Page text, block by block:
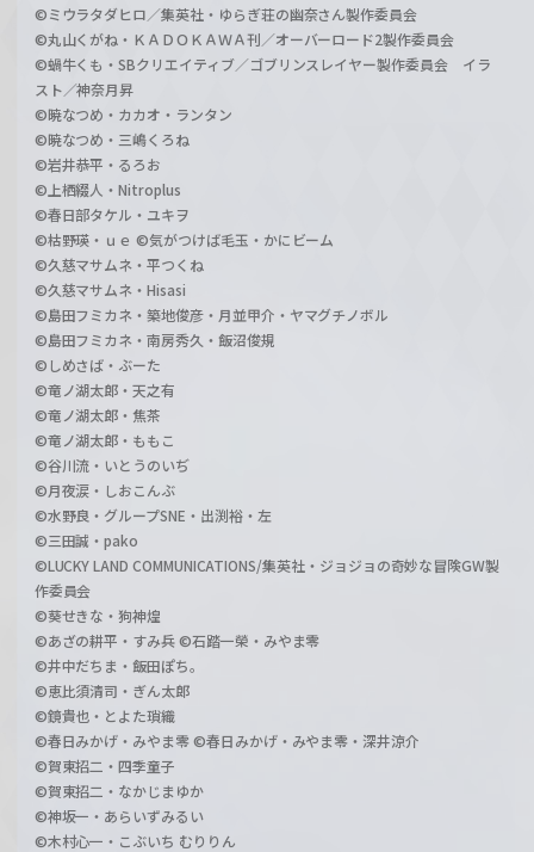
©ミウラタダヒロ／集英社・ゆらぎ荘の幽奈さん製作委員会
©丸山くがね・ＫＡＤＯＫＡＷＡ刊／オーバーロード2製作委員会
©蝸牛くも・SBクリエイティブ／ゴブリンスレイヤー製作委員会 イラ
スト／神奈月昇
©暁なつめ・カカオ・ランタン
©暁なつめ・三嶋くろね
©岩井恭平・るろお
©上栖綴人・Nitroplus
©春日部タケル・ユキヲ
©枯野瑛・ｕｅ ©気がつけば毛玉・かにビーム
©久慈マサムネ・平つくね
©久慈マサムネ・Hisasi
©島田フミカネ・築地俊彦・月並甲介・ヤマグチノボル
©島田フミカネ・南房秀久・飯沼俊規
©しめさば・ぶーた
©竜ノ湖太郎・天之有
©竜ノ湖太郎・焦茶
©竜ノ湖太郎・ももこ
©谷川流・いとうのいぢ
©月夜涙・しおこんぶ
©水野良・グループSNE・出渕裕・左
©三田誠・pako
©LUCKY LAND COMMUNICATIONS/集英社・ジョジョの奇妙な冒険GW製
作委員会
©葵せきな・狗神煌
©あざの耕平・すみ兵 ©石踏一榮・みやま零
©井中だちま・飯田ぽち。
©恵比須清司・ぎん太郎
©鏡貴也・とよた瑣織
©春日みかげ・みやま零 ©春日みかげ・みやま零・深井涼介
©賀東招二・四季童子
©賀東招二・なかじまゆか
©神坂一・あらいずみるい
©木村心一・こぶいち むりりん